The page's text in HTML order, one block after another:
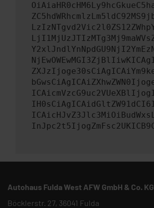
Autohaus Fulda West AFW GmbH & Co. KG
Böcklerstr. 27, 36041 Fulda